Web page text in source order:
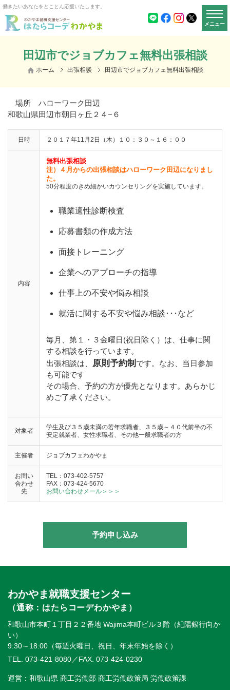
働きたいあなたをとことん応援いたします。
メニュー
田辺市でジョブカフェ無料出張相談
ホーム 出張相談 田辺市でジョブカフェ無料出張相談
場所 ハローワーク田辺
和歌山県田辺市朝日ヶ丘２４−６
日時 ２０１７年11月2日（木）１０：３０～１６：００
内容
無料出張相談
注）４月からの出張相談はハローワーク田辺になりまし
た。
50分程度のきめ細かいカウンセリングを実施しています。
職業適性診断検査
応募書類の作成方法
面接トレーニング
企業へのアプローチの指導
仕事上の不安や悩み相談
就活に関する不安や悩み相談･･･など
毎月、第１・３金曜日(祝日除く）は、仕事に関
する相談を行っています。
出張相談は、
原則予約制 です。なお、当日参加
も可能です
その場合、予約の方が優先となります。あらかじ
めご了承ください。
対象者
学生及び３５歳未満の若年求職者、３５歳～４０代前半の不
安定就業者、女性求職者、その他一般求職者の方
主催者 ジョブカフェわかやま
お問い
合わせ
先
TEL：073-402-5757
FAX：073-424-5670
お問い合わせメール＞＞＞
予約申し込み
わかやま就職支援センター
（通称：はたらコーデわかやま）
和歌山市本町１丁目２２番地 Wajima本町ビル３階（紀陽銀行向か
い）
9:30～18:00（毎週火曜日、祝日、年末年始を除く）
TEL. 073-421-8080／FAX. 073-424-0230
運営：和歌山県 商工労働部 商工労働政策局 労働政策課